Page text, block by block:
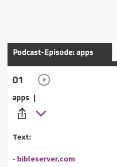
Podcast-Episode: apps
01
apps |
Text:
- bibleserver.com